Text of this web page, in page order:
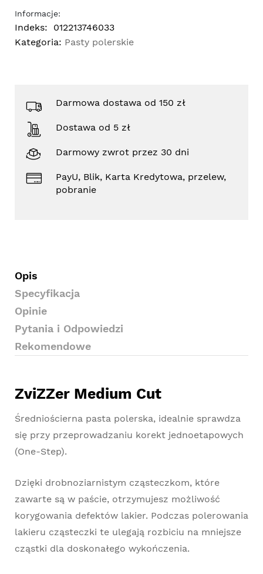
Informacje:
Indeks:
012213746033
Kategoria: Pasty polerskie
Darmowa dostawa od 150 zł
Dostawa od 5 zł
Darmowy zwrot przez 30 dni
PayU, Blik, Karta Kredytowa, przelew,
pobranie
Opis
Specyfikacja
Opinie
Pytania i Odpowiedzi
Rekomendowe
ZviZZer Medium Cut
Średniościerna pasta polerska, idealnie sprawdza
się przy przeprowadzaniu korekt jednoetapowych
(One-Step).
Dzięki drobnoziarnistym cząsteczkom, które
zawarte są w paście, otrzymujesz możliwość
korygowania defektów lakier. Podczas polerowania
lakieru cząsteczki te ulegają rozbiciu na mniejsze
cząstki dla doskonałego wykończenia.